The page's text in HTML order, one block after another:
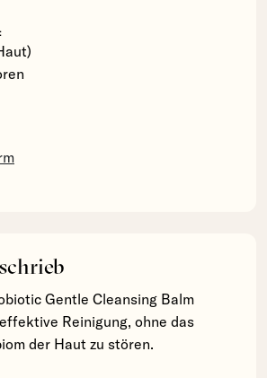
Gentle Cleansing Balm
Reinigung, ohne das
der Haut zu stören.